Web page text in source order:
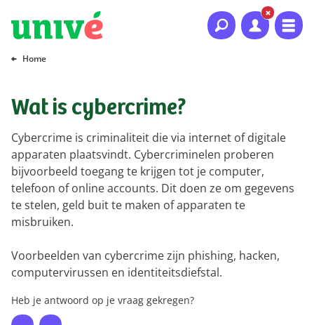
Naar hoofdinhoud
Naar hoofdnavigatie
Naar footer
Home
Wat is cybercrime?
Cybercrime is criminaliteit die via internet of digitale
apparaten plaatsvindt. Cybercriminelen proberen
bijvoorbeeld toegang te krijgen tot je computer,
telefoon of online accounts. Dit doen ze om gegevens
te stelen, geld buit te maken of apparaten te
misbruiken.
Voorbeelden van cybercrime zijn phishing, hacken,
computervirussen en identiteitsdiefstal.
Heb je antwoord op je vraag gekregen?